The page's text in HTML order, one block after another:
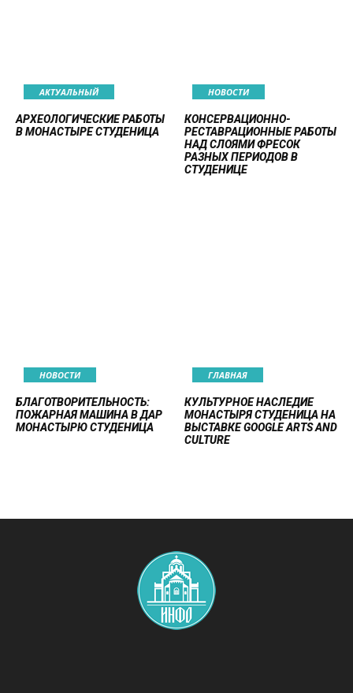
AКТУАЛЬНЫЙ
АРХЕОЛОГИЧЕСКИЕ РАБОТЫ
В МОНАСТЫРЕ СТУДЕНИЦА
НОВОСТИ
КОНСЕРВАЦИОННО-
РЕСТАВРАЦИОННЫЕ РАБОТЫ
НАД СЛОЯМИ ФРЕСОК
РАЗНЫХ ПЕРИОДОВ В
СТУДЕНИЦЕ
НОВОСТИ
БЛАГОТВОРИТЕЛЬНОСТЬ:
ПОЖАРНАЯ МАШИНА В ДАР
МОНАСТЫРЮ СТУДЕНИЦА
ГЛАВНАЯ
КУЛЬТУРНОЕ НАСЛЕДИЕ
МОНАСТЫРЯ СТУДЕНИЦА НА
ВЫСТАВКЕ GOOGLE ARTS AND
CULTURE